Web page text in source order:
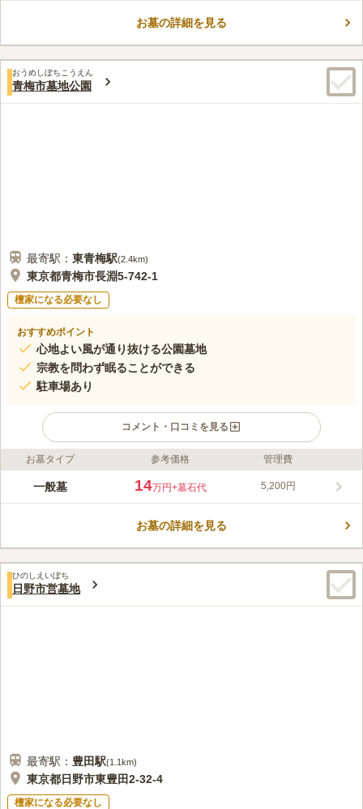
みんなの評価
40代男性
少しのどかな感じはしますが、花屋、食事処と一通りのお店があ
るので、特に不自由に感じる所はありません。満足しています。
お墓の詳細を見る
おうめしぼちこうえん
青梅市墓地公園
最寄駅： 東青梅駅(2.4km)
東京都青梅市長淵5-742-1
檀家になる必要なし
おすすめポイント
心地よい風が通り抜ける公園墓地
宗教を問わず眠ることができる
駐車場あり
コメント・口コミを見る
ライフドット編集部のコメント
火葬場の奥にある自然に囲まれた静かな公営墓地です。墓石の新
す。墓域はすり鉢型のような斜面になっていて、心地よい風が通
口コミ評価
みんなの評価
60代男性
車の場合は自宅周辺にスーパーが数件あり、またバス利用の場合
お墓タイプ 参考価格 管理費
一般墓 14万円+墓石代 5,200円
お墓の詳細を見る
ひのしえいぼち
日野市営墓地
最寄駅： 豊田駅(1.1km)
東京都日野市東豊田2-32-4
檀家になる必要なし